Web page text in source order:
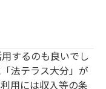
するのも良いでし
法テラス大分」が
用には収入等の条